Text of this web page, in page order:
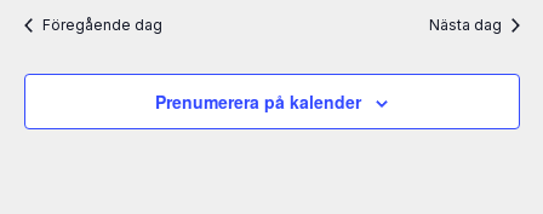
Föregående dag Nästa dag
Prenumerera på kalender